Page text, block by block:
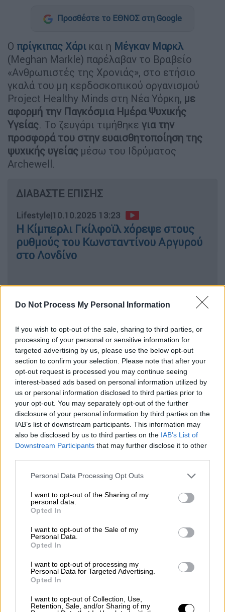
Do Not Process My Personal Information
If you wish to opt-out of the sale, sharing to third parties, or
processing of your personal or sensitive information for
targeted advertising by us, please use the below opt-out
section to confirm your selection. Please note that after your
opt-out request is processed you may continue seeing
interest-based ads based on personal information utilized by
us or personal information disclosed to third parties prior to
your opt-out. You may separately opt-out of the further
disclosure of your personal information by third parties on the
IAB’s list of downstream participants. This information may
also be disclosed by us to third parties on the IAB’s List of
Downstream Participants that may further disclose it to other
Please note that this website/app uses one or more Google
not limited to your visit or usage behaviour. You may click to
grant or deny consent to Google and its third-party tags to
use your data for below specified purposes in below Google
consent section.
Personal Data Processing Opt Outs
I want to opt-out of the Sharing of my
personal data.
Opted In
I want to opt-out of the Sale of my
Personal Data.
Opted In
I want to opt-out of processing my
Personal Data for Targeted Advertising.
Opted In
I want to opt-out of Collection, Use,
Retention, Sale, and/or Sharing of my
Προσθέστε το ΕΘΝΟΣ στη Google
Ο πρίγκιπας Χάρι και η Μέγκαν Μαρκλ
(Meghan Markle) παρέλαβαν το Βραβείο
«Ανθρωπιστές της Χρονιάς», στο ετήσιο
γκαλά του μη κερδοσκοπικού οργανισμού
Project Healthy Minds στη Νέα Υόρκη, με
αφορμή την Παγκόσμια Ημέρα Ψυχικής
Υγείας. Το ζευγάρι τιμήθηκε για την
προσφορά του στην ευαισθητοποίηση της
ψυχικής υγείας μέσω του Ιδρύματος
Archewell.
ΔΙΑΒΑΣΤΕ ΕΠΙΣΗΣ
Lifestyle|10.10.2025 13:23
Η Κίμπερλι Γκίλφοϊλ χόρεψε στους
ρυθμούς του Κωνσταντίνου Αργυρού
στο Λονδίνο
Το σπουδαίο έργο για τα παιδιά
Κατά τη διάρκεια της ομιλίας της η Μέγκαν
Μαρκλ εξέφρασε ανοιχτά τους φόβους της
για το μέλλον των παιδιών της στην
ψηφιακή εποχή.
«Τα παιδιά μας, ο 'Αρτσι και η Λίλι, είναι
μόλις έξι και τεσσάρων ετών. Ευτυχώς είναι
ακόμα πολύ μικρά για τα μέσα κοινωνικής
δικτύωσης, αλλά ξέρουμε ότι αυτή η μέρα
πλησιάζει», ανέφερε η δούκισσα του Σάσεξ
και συνέχισε: «Όπως τόσοι πολλοί γονείς,
αξιοποιήσουμε τα οφέλη της τεχνολογίας,
προστατεύοντας ταυτόχρονα τα παιδιά μας
από τους κινδύνους της. Και αυτή η
αισιόδοξη πρόθεση γίνεται γρήγορα
αδύνατη».
The Duke and Duchess of Sussex
have been named Humanitarians of
workhttps://t.co/XjLsTgpush